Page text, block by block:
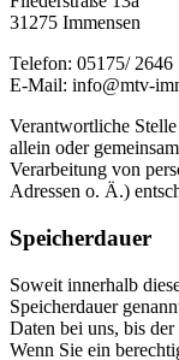
31275 Immensen
Telefon: 05175/ 2646
E-Mail: info@mtv-
Verantwortliche
allein oder
Verarbeitung von
Adressen o. Ä.)
Speicherdauer
Soweit innerhalb
Speicherdauer
Daten bei uns, bis
Wenn Sie ein